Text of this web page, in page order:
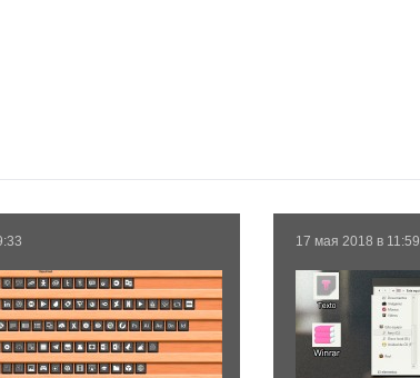
17 мая 2018 в 11:59